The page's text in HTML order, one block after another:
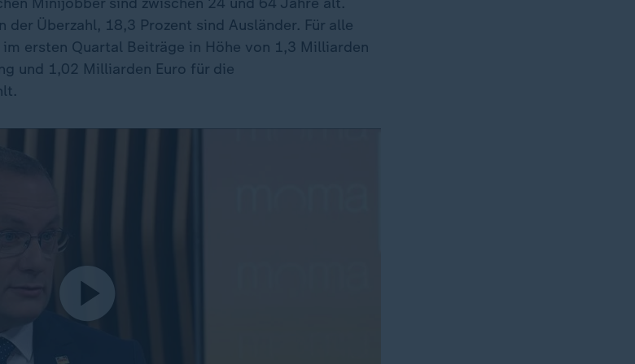
der Überzahl, 18,3 Prozent sind Ausländer. Für alle
ersten Quartal Beiträge in Höhe von 1,3 Milliarden
und 1,02 Milliarden Euro für die